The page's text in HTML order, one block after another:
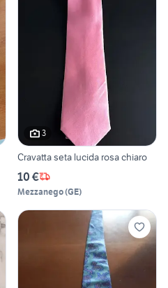
3
Cravatta seta lucida rosa chiaro
10 €
Mezzanego(GE)